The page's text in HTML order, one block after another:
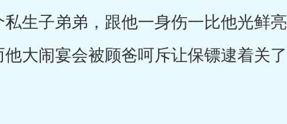
生子弟弟，跟他一身伤一比他光鲜亮
大闹宴会被顾爸呵斥让保镖逮着关了